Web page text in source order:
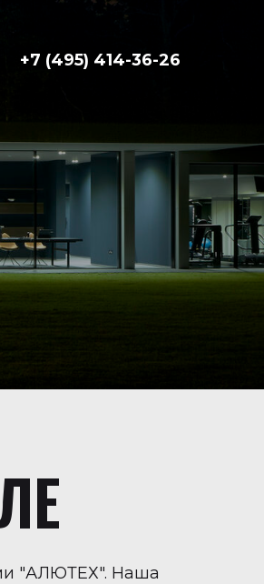
+7 (495) 414-36-26
"АЛЮТЕХ". Наша